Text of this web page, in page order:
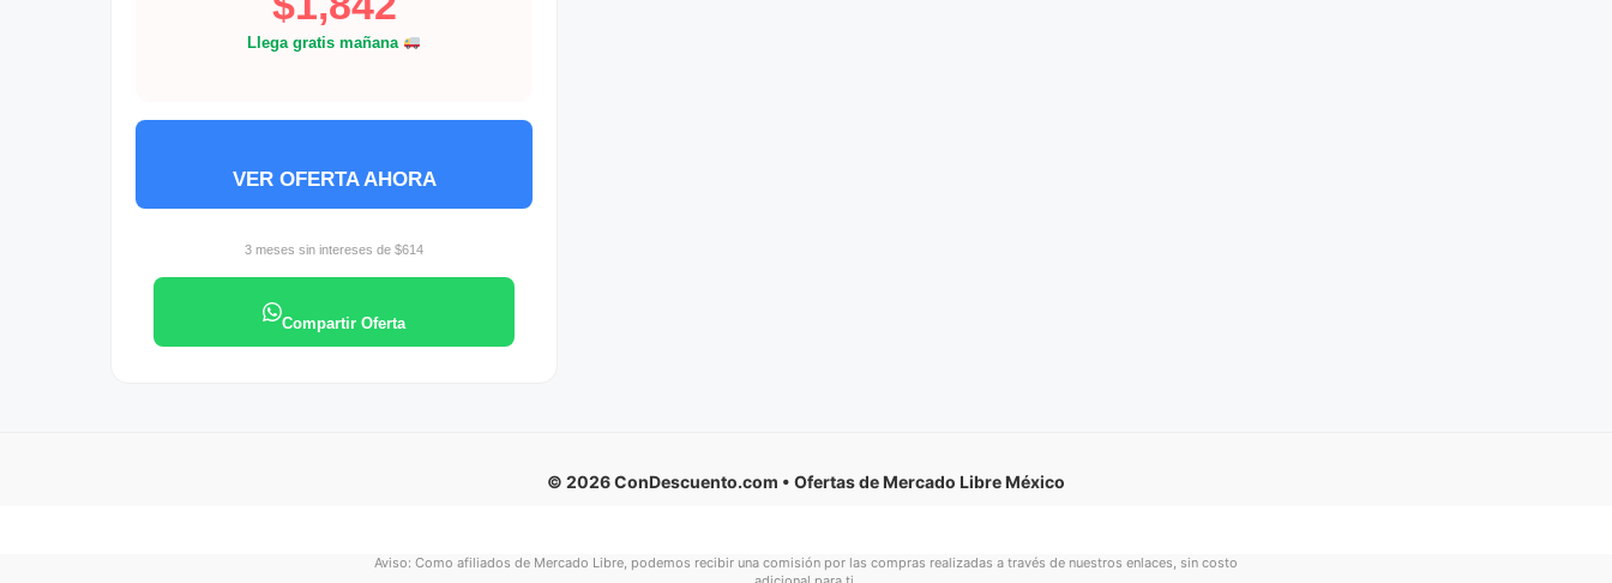
Llega gratis mañana
VER OFERTA AHORA
3 meses sin intereses de $614
Compartir Oferta